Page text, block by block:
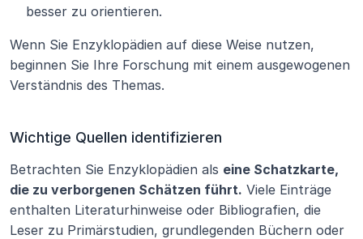
besser zu orientieren.
Wenn Sie Enzyklopädien auf diese Weise nutzen,
beginnen Sie Ihre Forschung mit einem ausgewogenen
Verständnis des Themas.
Wichtige Quellen identifizieren
Betrachten Sie Enzyklopädien als eine Schatzkarte,
die zu verborgenen Schätzen führt. Viele Einträge
enthalten Literaturhinweise oder Bibliografien, die
Leser zu Primärstudien, grundlegenden Büchern oder